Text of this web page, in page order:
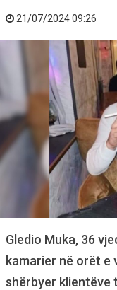
21/07/2024 09:26
Gledio Muka, 36
kamarier në orët e
shërbyer klientëve